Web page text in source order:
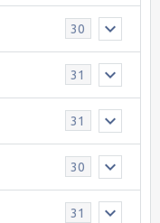
30
31
31
30
31